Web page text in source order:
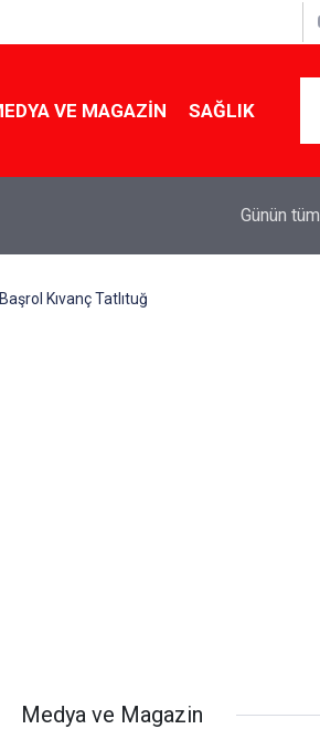
VE MAGAZIN SAĞLIK
yapmanın sırrı
Günün tüm
Kıvanç Tatlıtuğ
Medya ve Magazin